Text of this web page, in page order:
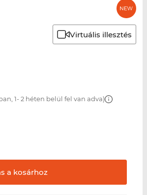
Virtuális illesztés
1- 2 héten belül fel van adva)
a kosárhoz